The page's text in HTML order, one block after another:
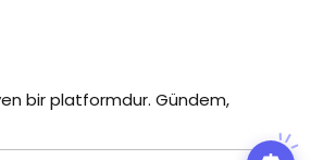
bir platformdur. Gündem,